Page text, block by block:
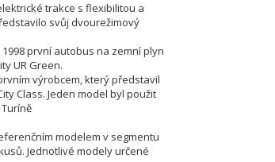
trakce s flexibilitou a
svůj dvourežimový
první autobus na zemní plyn
UR Green.
výrobcem, který představil
Class. Jeden model byl použit
modelem v segmentu
Jednotlivé modely určené